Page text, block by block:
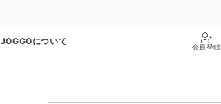
JOGGOについて
会員登録